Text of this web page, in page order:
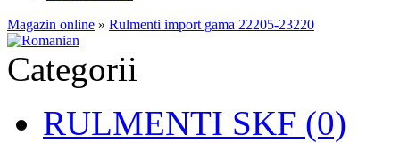
Magazin online » Rulmenti import gama 22205-23220
Categorii
RULMENTI SKF (0)